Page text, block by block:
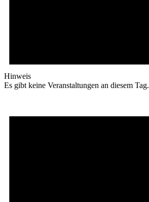
Hinweis
Es gibt keine Veranstaltungen an diesem Tag.